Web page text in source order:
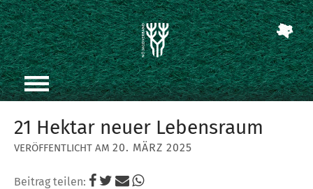
21 Hektar neuer Lebensraum
20. MÄRZ 2025
Beitrag teilen: